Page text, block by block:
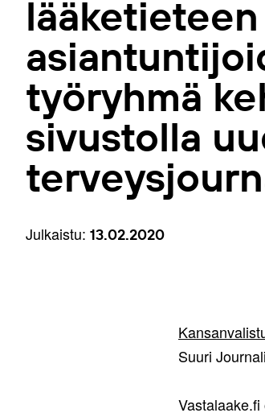
lääketieteen
työryhmä
sivustolla
Julkaistu: 13.02.2020
Suuri